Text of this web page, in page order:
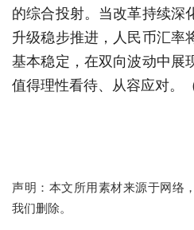
的综合投射。当改革持续深
升级稳步推进，人民币汇率
基本稳定，在双向波动中展
值得理性看待、从容应对。
声明：本文所用素材来源于网络
我们删除。